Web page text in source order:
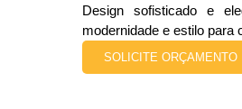
Design sofisticado e
modernidade e estilo para
SOLICITE ORÇAMENTO